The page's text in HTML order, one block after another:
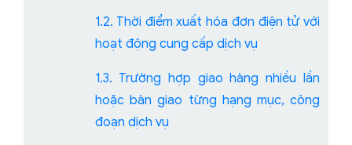
1.2. Thời điểm xuất hóa đơn điện tử với
hoạt động cung cấp dịch vụ
1.3. Trường hợp giao hàng nhiều lần
hoặc bàn giao từng hạng mục, công
đoạn dịch vụ